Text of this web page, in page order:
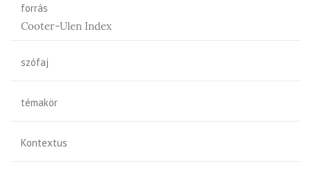
forrás
Cooter-Ulen Index
szófaj
témakör
Kontextus